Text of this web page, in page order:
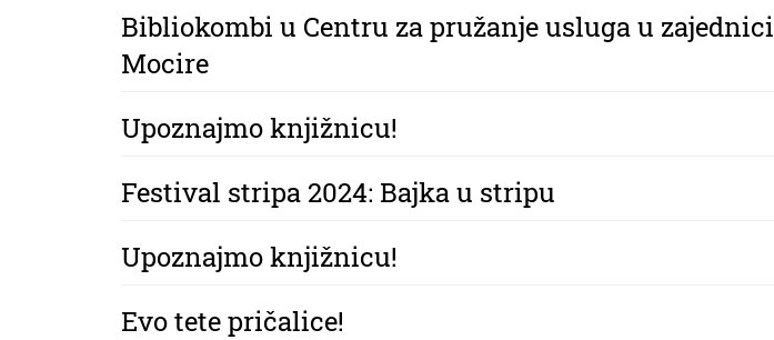
Bibliokombi u Centru za pružanje usluga u zajednici
Mocire
Upoznajmo knjižnicu!
Festival stripa 2024: Bajka u stripu
Upoznajmo knjižnicu!
Evo tete pričalice!